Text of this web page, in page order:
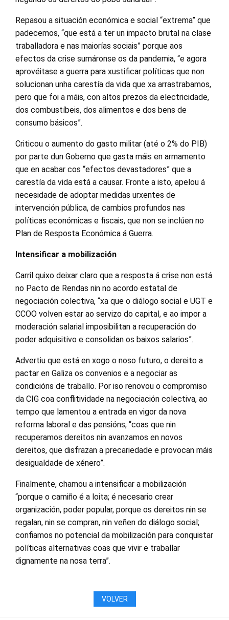
Repasou a situación económica e social “extrema” que
padecemos, “que está a ter un impacto brutal na clase
traballadora e nas maiorías sociais” porque aos
efectos da crise sumáronse os da pandemia, “e agora
aprovéitase a guerra para xustificar políticas que non
solucionan unha carestía da vida que xa arrastrabamos,
pero que foi a máis, con altos prezos da electricidade,
dos combustíbeis, dos alimentos e dos bens de
consumo básicos”.
Criticou o aumento do gasto militar (até o 2% do PIB)
por parte dun Goberno que gasta máis en armamento
que en acabar cos “efectos devastadores” que a
carestía da vida está a causar. Fronte a isto, apelou á
necesidade de adoptar medidas urxentes de
intervención pública, de cambios profundos nas
políticas económicas e fiscais, que non se inclúen no
Plan de Resposta Económica á Guerra.
Intensificar a mobilización
Carril quixo deixar claro que a resposta á crise non está
no Pacto de Rendas nin no acordo estatal de
negociación colectiva, “xa que o diálogo social e UGT e
CCOO volven estar ao servizo do capital, e ao impor a
moderación salarial imposibilitan a recuperación do
poder adquisitivo e consolidan os baixos salarios”.
Advertiu que está en xogo o noso futuro, o dereito a
pactar en Galiza os convenios e a negociar as
condicións de traballo. Por iso renovou o compromiso
da CIG coa conflitividade na negociación colectiva, ao
tempo que lamentou a entrada en vigor da nova
reforma laboral e das pensións, “coas que nin
recuperamos dereitos nin avanzamos en novos
dereitos, que disfrazan a precariedade e provocan máis
desigualdade de xénero”.
Finalmente, chamou a intensificar a mobilización
“porque o camiño é a loita; é necesario crear
organización, poder popular, porque os dereitos nin se
regalan, nin se compran, nin veñen do diálogo social;
confiamos no potencial da mobilización para conquistar
políticas alternativas coas que vivir e traballar
dignamente na nosa terra”.
VOLVER